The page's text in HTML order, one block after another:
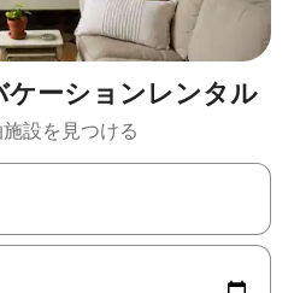
ーションレンタル
設を見つける
上下の矢印キーを使って移動するか